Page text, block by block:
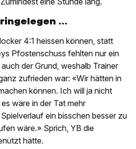
...
4:1 heissen können, statt
Pfostenschuss fehlten nur ein
der Grund, weshalb Trainer
zufrieden war: «Wir hätten in
können. Ich will ja nicht
wäre in der Tat mehr
ein bisschen besser zu
wäre.» Sprich, YB die
hätte.